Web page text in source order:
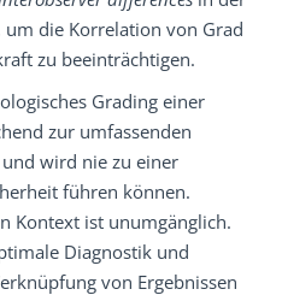
um die Korrelation von Grad
zu beeinträchtigen.
Grading einer
zur umfassenden
wird nie zu einer
führen können.
Kontext ist unumgänglich.
Diagnostik und
von Ergebnissen